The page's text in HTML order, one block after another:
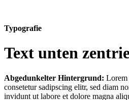
Typografie
Text unten
Abgedunkelter Hintergrund: Lorem
consetetur sadipscing elitr, sed diam
invidunt ut labore et dolore magna